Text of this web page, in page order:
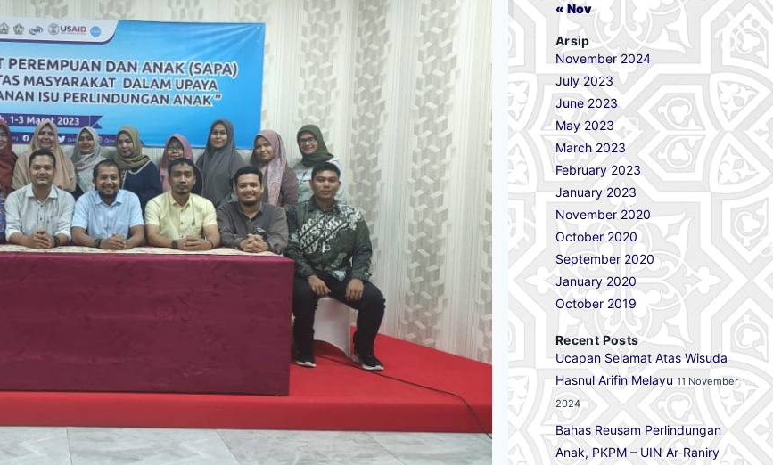
« Nov
Arsip
November 2024
July 2023
June 2023
May 2023
March 2023
February 2023
January 2023
November 2020
October 2020
September 2020
January 2020
October 2019
Recent Posts
Ucapan Selamat Atas Wisuda
Hasnul Arifin Melayu 11 November
2024
Bahas Reusam Perlindungan
Anak, PKPM – UIN Ar-Raniry